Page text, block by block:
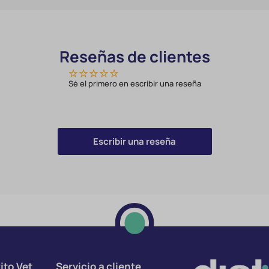
Reseñas de clientes
Sé el primero en escribir una reseña
Escribir una reseña